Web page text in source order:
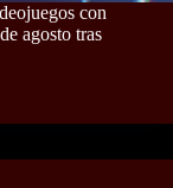
con
agosto tras